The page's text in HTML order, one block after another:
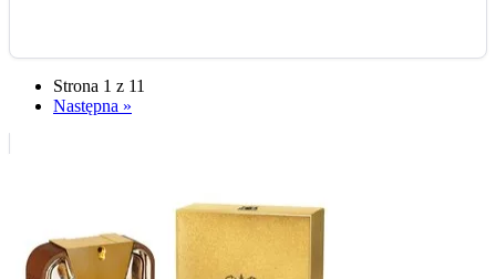
Strona 1 z 11
Następna »